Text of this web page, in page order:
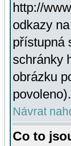
http://
odkazy
přístupná
schránky
obrázku
povoleno).
Návrat
Co to